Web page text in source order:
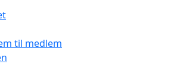
til medlem